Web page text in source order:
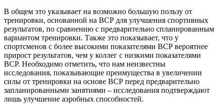
В общем это указывает на возможно большую пользу от
тренировки, основанной на ВСР для улучшения спортивных
результатов, по сравнению с предварительно спланированным
вариантом тренировки. Также это показывает, что у
спортсменов с более высокими показателями ВСР вероятнее
прирост результатов, чем у коллег с низкими показателями
ВСР. Необходимо отметить, что нам неизвестны
исследования, показывающие преимущества в увеличении
силы от тренировки на основе ВСР перед предварительно
запланированными занятиями – исследования подтверждают
лишь улучшение аэробных способностей.